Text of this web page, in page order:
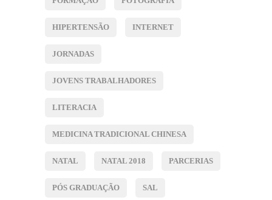
HIPERTENSÃO INTERNET
JORNADAS
JOVENS TRABALHADORES
LITERACIA
MEDICINA TRADICIONAL CHINESA
NATAL NATAL 2018 PARCERIAS
PÓS GRADUAÇÃO SAL